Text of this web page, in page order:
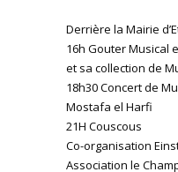
Derrière la Mairie
16h Gouter Musical
et sa collection de
18h30 Concert de
Mostafa el Harfi
21H Couscous
Co-organisation
Association le